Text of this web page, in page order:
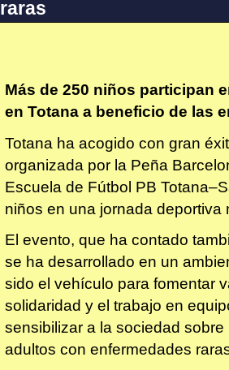
raras
Más de 250 niños participan
en Totana a beneficio de las
Totana ha acogido con gran
organizada por la Peña
Escuela de Fútbol PB
niños en una jornada
El evento, que ha contado
se ha desarrollado en un
sido el vehículo para fomentar
solidaridad y el trabajo en
sensibilizar a la sociedad
adultos con enfermedades